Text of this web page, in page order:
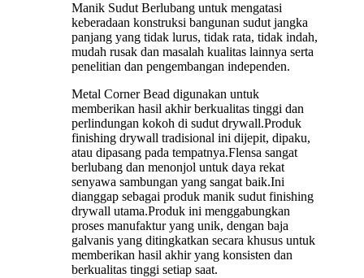
Manik Sudut Berlubang untuk mengatasi
keberadaan konstruksi bangunan sudut jangka
panjang yang tidak lurus, tidak rata, tidak indah,
mudah rusak dan masalah kualitas lainnya serta
penelitian dan pengembangan independen.
Metal Corner Bead digunakan untuk
memberikan hasil akhir berkualitas tinggi dan
perlindungan kokoh di sudut drywall.Produk
finishing drywall tradisional ini dijepit, dipaku,
atau dipasang pada tempatnya.Flensa sangat
berlubang dan menonjol untuk daya rekat
senyawa sambungan yang sangat baik.Ini
dianggap sebagai produk manik sudut finishing
drywall utama.Produk ini menggabungkan
proses manufaktur yang unik, dengan baja
galvanis yang ditingkatkan secara khusus untuk
memberikan hasil akhir yang konsisten dan
berkualitas tinggi setiap saat.